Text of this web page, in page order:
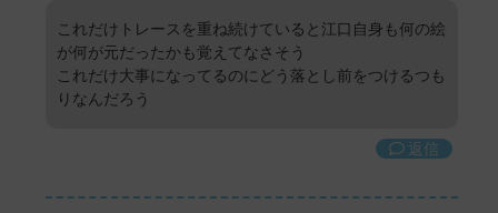
これだけトレースを重ね続けていると江口自身も何の絵
が何が元だったかも覚えてなさそう
これだけ大事になってるのにどう落とし前をつけるつも
りなんだろう
返信